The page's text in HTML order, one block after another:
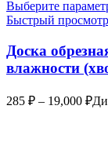
Выберите
Быстрый просмотр
Доска
влажности
285 ₽ – 19,000 ₽